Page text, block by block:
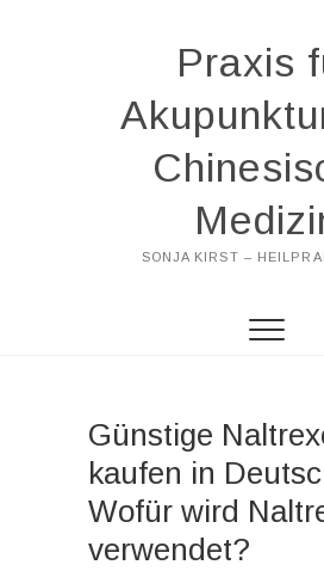
Praxis
SONJA KIRST –
Günstige
kaufen in
Wofür wird
verwendet?